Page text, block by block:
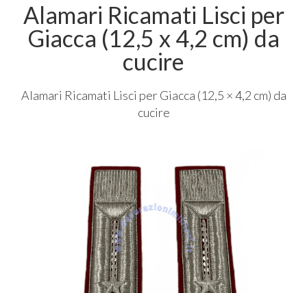
Alamari Ricamati Lisci per
Giacca (12,5 x 4,2 cm) da
cucire
Alamari Ricamati Lisci per Giacca (12,5 × 4,2 cm) da
cucire